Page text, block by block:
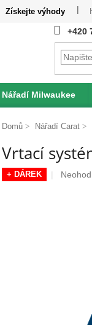
Získejte výhody
+420
Nářadí Milwaukee
Domů Nářadí Carat
Vrtací
+ DÁREK